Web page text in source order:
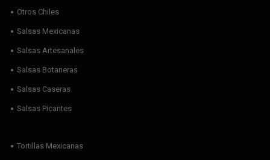
Otros Chiles
Salsas Mexicanas
Salsas Artesanales
Salsas Botaneras
Salsas Caseras
Salsas Picantes
Tortillas Mexicanas